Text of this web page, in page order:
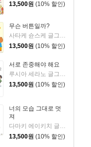
13,500원 (10% 할인)
무슨 버튼일까?
사타케 슌스케 글그림/윤수정 역
13,500원 (10% 할인)
서로 존중해야 해요
루시아 세라노 글그림/김정하 역
13,500원 (10% 할인)
너의 모습 그대로 멋
져
다마키 에이키치 글/에가시라 미치코 그림/김숙 역
13,500원 (10% 할인)